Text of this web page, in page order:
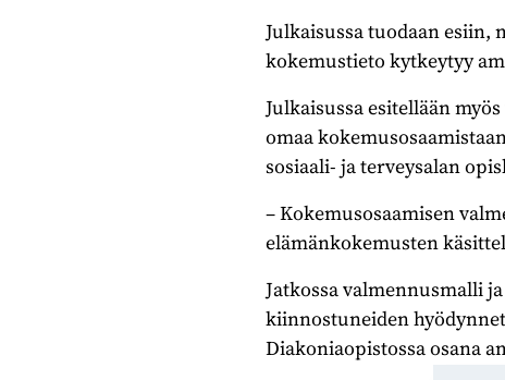
Julkaisussa tuodaan
kokemustieto kytkeytyy
Julkaisussa esitellään
omaa
sosiaali- ja terveysalan
– Kokemusosaamisen
elämänkokemusten
Jatkossa valmennusmalli
kiinnostuneiden
Diakoniaopistossa osana